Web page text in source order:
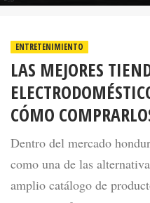
LAS MEJORES
CÓMO
Dentro del mercado
como una de las
amplio catálogo de
pago que ofrece.